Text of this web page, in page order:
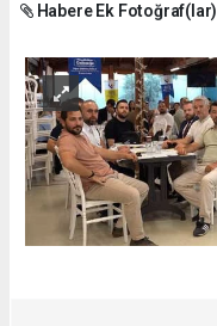
Habere Ek Fotoğraf(lar)